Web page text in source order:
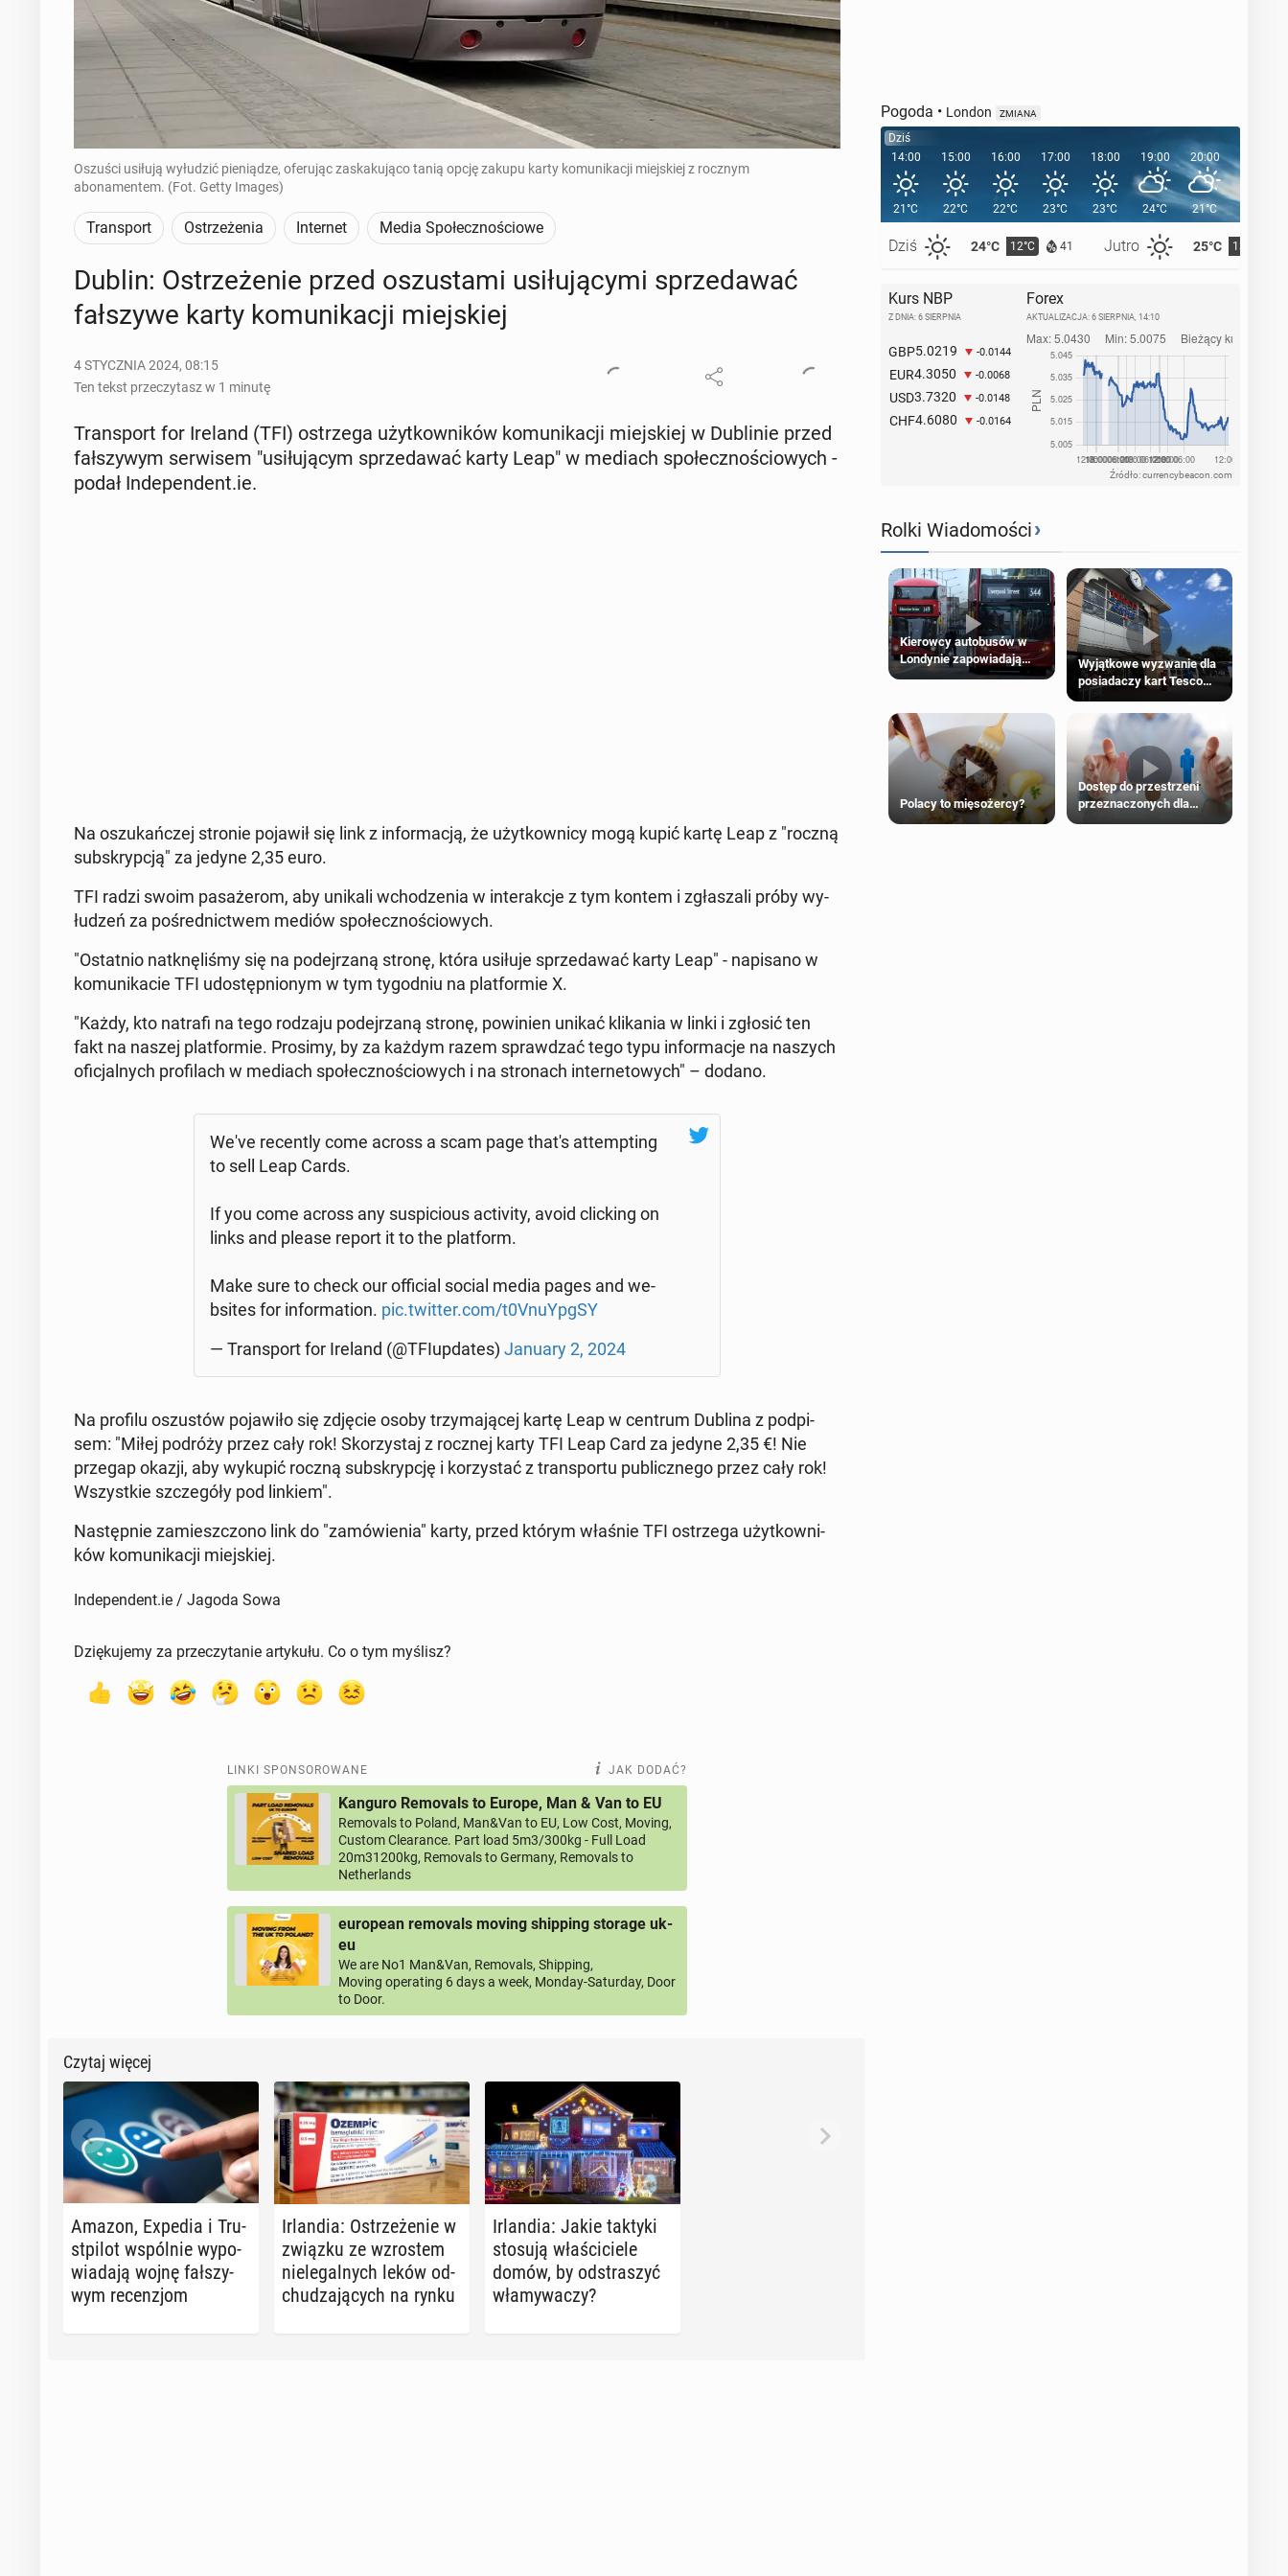
Oszuści usiłują wyłudzić pieniądze, oferując zaskakująco tanią opcję zakupu karty komunikacji miejskiej z rocznym
abonamentem. (Fot. Getty Images)
Transport Ostrzeżenia Internet Media Społecznościowe
Dublin: Ostrze­że­nie przed oszu­sta­mi usi­łu­ją­cy­mi sprze­da­wać
fał­szy­we karty ko­mu­ni­ka­cji miej­skiej
4 STYCZNIA 2024, 08:15
Ten tekst przeczytasz w 1 minutę
Trans­port for Ireland (TFI) ostrze­ga użyt­kow­ni­ków ko­mu­ni­ka­cji miej­skiej w Du­bli­nie przed
fał­szy­wym ser­wi­sem "usi­łu­ją­cym sprze­da­wać karty Leap" w mediach spo­łecz­no­ścio­wych -
podał In­de­pen­dent.ie.
Na oszu­kań­czej stronie pojawił się link z in­for­ma­cją, że użyt­kow­ni­cy mogą kupić kartę Leap z "roczną
sub­skryp­cją" za jedyne 2,35 euro.
TFI radzi swoim pa­sa­że­rom, aby unikali wcho­dze­nia w in­te­rak­cje z tym kontem i zgła­sza­li próby wy­
łu­dzeń za po­śred­nic­twem mediów spo­łecz­no­ścio­wych.
"Ostat­nio na­tknę­li­śmy się na po­dej­rza­ną stronę, która usiłuje sprze­da­wać karty Leap" - na­pi­sa­no w
ko­mu­ni­ka­cie TFI udo­stęp­nio­nym w tym ty­go­dniu na plat­for­mie X.
"Każdy, kto natrafi na tego rodzaju po­dej­rza­ną stronę, po­wi­nien unikać kli­ka­nia w linki i zgłosić ten
fakt na naszej plat­for­mie. Prosimy, by za każdym razem spraw­dzać tego typu in­for­ma­cje na naszych
ofi­cjal­nych pro­fi­lach w mediach spo­łecz­no­ścio­wych i na stro­nach in­ter­ne­to­wych" – dodano.
We've re­cen­tly come across a scam page that's at­temp­ting
to sell Leap Cards.
If you come across any su­spi­cio­us ac­ti­vi­ty, avoid clic­king on
links and please report it to the plat­form.
Make sure to check our of­fi­cial social media pages and we­
bsi­tes for in­for­ma­tion. pic.twitter.com/t0VnuYpg­SY
— Trans­port for Ireland (@TFIup­da­tes) January 2, 2024
Na profilu oszu­stów po­ja­wi­ło się zdjęcie osoby trzy­ma­ją­cej kartę Leap w centrum Dublina z pod­pi­
sem: "Miłej podróży przez cały rok! Sko­rzy­staj z rocznej karty TFI Leap Card za jedyne 2,35 €! Nie
przegap okazji, aby wykupić roczną sub­skryp­cję i ko­rzy­stać z trans­por­tu pu­blicz­ne­go przez cały rok!
Wszyst­kie szcze­gó­ły pod linkiem".
Na­stęp­nie za­miesz­czo­no link do "za­mó­wie­nia" karty, przed którym właśnie TFI ostrze­ga użyt­kow­ni­
ków ko­mu­ni­ka­cji miej­skiej.
Independent.ie / Jagoda Sowa
Dziękujemy za przeczytanie artykułu. Co o tym myślisz?
LINKI SPONSOROWANE JAK DODAĆ?
Kanguro Removals to Europe, Man & Van to EU
Removals to Poland, Man&Van to EU, Low Cost, Moving,
Custom Clearance. Part load 5m3/300kg - Full Load
20m31200kg, Removals to Germany, Removals to
Netherlands
european removals moving shipping storage uk-
eu
We are No1 Man&Van, Removals, Shipping,
Moving operating 6 days a week, Monday-Saturday, Door
to Door.
Czytaj więcej
Amazon, Expedia i Tru­
st­pi­lot wspól­nie wy­po­
wia­da­ją wojnę fał­szy­
wym re­cen­zjom
Ir­lan­dia: Ostrze­że­nie w
związku ze wzro­stem
nie­le­gal­nych leków od­
chu­dza­ją­cych na rynku
Ir­lan­dia: Jakie taktyki
stosują wła­ści­cie­le
domów, by od­stra­szyć
wła­my­wa­czy?
Pogoda • London ZMIANA
Dziś
14:00
21°C
Dziś 24°C 12°C 41 Jutro 25°C 13°C
15:00
22°C
16:00
22°C
17:00
23°C
18:00
23°C
19:00
24°C
20:00
21°C
Kurs NBP
Z DNIA: 6 SIERPNIA
GBP5.0219 -0.0144
EUR4.3050 -0.0068
USD3.7320 -0.0148
CHF4.6080 -0.0164
Forex
AKTUALIZACJA: 6 SIERPNIA, 14:10
Źródło: currencybeacon.com
Rolki Wiadomości›
Kierowcy autobusów w
Londynie zapowiadają
strajki
Wyjątkowe wyzwanie dla
posiadaczy kart Tesco
Clubcard!
Polacy to mięsożercy?
Dostęp do przestrzeni
przeznaczonych dla
jednej płci ma opierać się